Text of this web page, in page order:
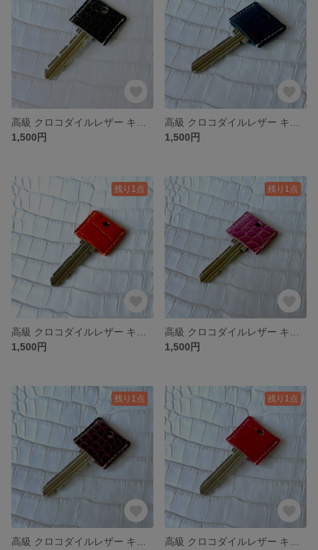
1,500円
1,500円
残り1点
1,500円
残り1点
1,500円
残り1点 残り1点